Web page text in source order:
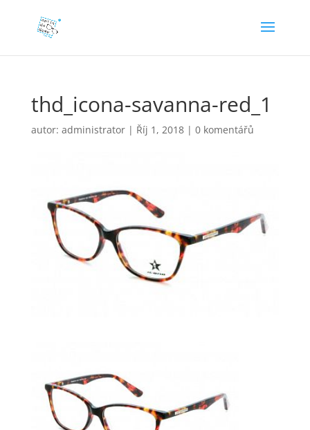
thd_icona-savanna-red_1
autor: administrator| Říj 1, 2018| 0 komentářů